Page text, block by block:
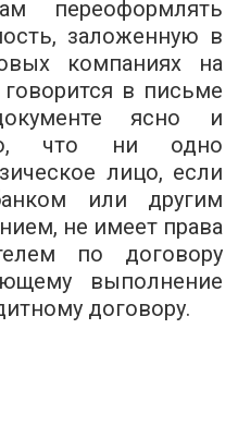
переоформлять
заложенную в
компаниях на
в письме
ясно и
что ни одно
лицо, если
или другим
не имеет права
по договору
выполнение
договору.